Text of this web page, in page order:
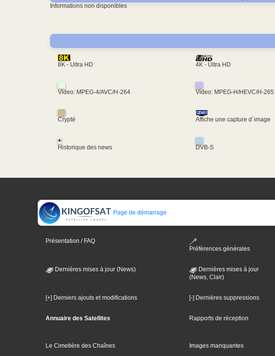
Informations non disponibles
8K - Ultra HD 4K - Ultra HD
Video: MPEG-4/AVC/H-264 Video: MPEG-H/HEVC/H-265
Crypté Affiche une capture d´image
+
Historique des news
DVB-S
Page de démarrage
Présentation / FAQ
Préférences générales
Dernières mises à jour (News)
Dernières mises à jour
(News, Clair)
[+] Derniers ajouts et modifications [-] Dernières suppressions
Annuaire des Satellites Rapports de réception
Le Cimetière des Chaînes Images manquantes